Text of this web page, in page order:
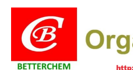
Skip
content